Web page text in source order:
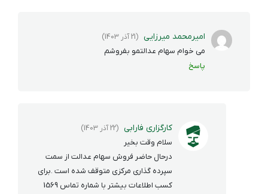
امیرمحمد میرزایی (21 آذر 1403)
می خوام سهام عدالتمو بفروشم
پاسخ
کارگزاری فارابی (22 آذر 1403)
سلام وقت بخیر
درحال حاضر فروش سهام عدالت از سمت
سپرده گذاری مرکزی متوقف شده است .برای
کسب اطلاعات بیشتر با شماره تماس 1569